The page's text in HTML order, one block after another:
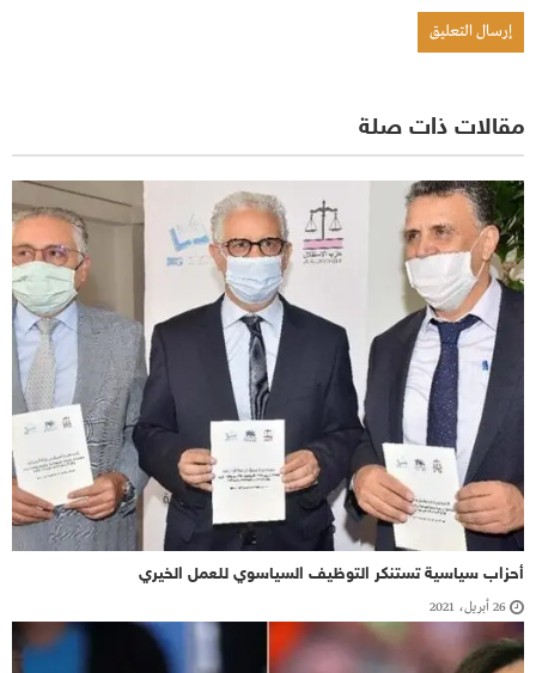
مقالات ذات صلة
أحزاب سياسية تستنكر التوظيف السياسوي للعمل الخيري
26 أبريل، 2021